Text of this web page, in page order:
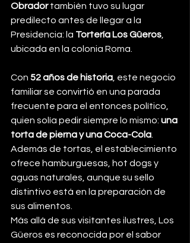
Obrador también tuvo su lugar
predilecto antes de llegar a la
Presidencia: la Tortería Los Güeros
ubicada en la colonia Roma.
Con 52 años de historia , este negocio
familiar se convirtió en una parada
frecuente para el entonces político,
quien solía pedir siempre lo mismo: una
torta de pierna y una Coca-Cola
Además de tortas, el establecimiento
ofrece hamburguesas, hot dogs y
aguas naturales, aunque su sello
distintivo está en la preparación de
sus alimentos.
Más allá de sus visitantes ilustres, Los
Güeros es reconocida por el sabor